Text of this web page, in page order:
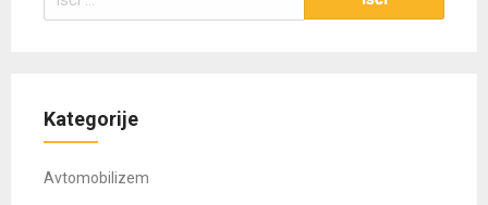
Kategorije
Avtomobilizem